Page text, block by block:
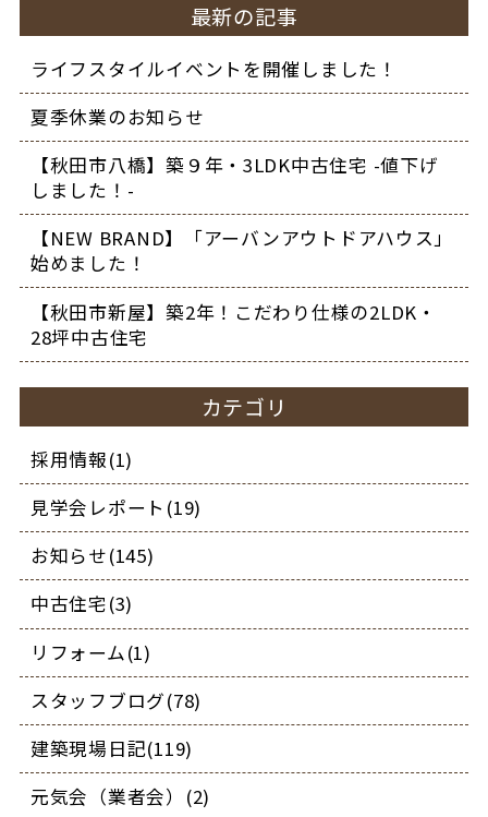
最新の記事
ライフスタイルイベントを開催しました！
夏季休業のお知らせ
【秋田市八橋】築９年・3LDK中古住宅 -値下げ
しました！-
【NEW BRAND】「アーバンアウトドアハウス」
始めました！
【秋田市新屋】築2年！こだわり仕様の2LDK・
28坪中古住宅
カテゴリ
採用情報(1)
見学会レポート(19)
お知らせ(145)
中古住宅(3)
リフォーム(1)
スタッフブログ(78)
建築現場日記(119)
元気会（業者会）(2)